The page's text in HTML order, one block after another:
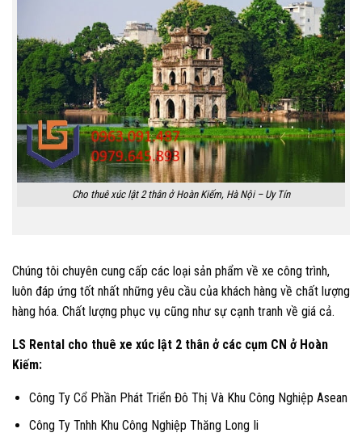
Cho thuê xúc lật 2 thân ở Hoàn Kiếm, Hà Nội – Uy Tín
Chúng tôi chuyên cung cấp các loại sản phẩm về xe công trình,
luôn đáp ứng tốt nhất những yêu cầu của khách hàng về chất lượng
hàng hóa. Chất lượng phục vụ cũng như sự cạnh tranh về giá cả.
LS Rental cho thuê xe xúc lật 2 thân ở các cụm CN ở Hoàn
Kiếm:
Công Ty Cổ Phần Phát Triển Đô Thị Và Khu Công Nghiệp Asean
Công Ty Tnhh Khu Công Nghiệp Thăng Long Ii